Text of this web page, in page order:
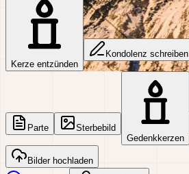
Kerze entzünden
Kondolenz schreiben
Parte
Sterbebild
Gedenkkerzen
Bilder hochladen